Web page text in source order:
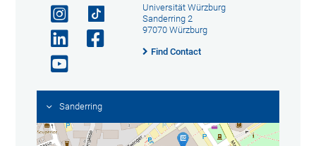
Universität Würzburg
Sanderring 2
97070 Würzburg
Find Contact
Sanderring